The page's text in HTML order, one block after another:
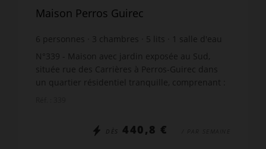
Maison Perros Guirec
6 personnes 3 chambres 5 lits
salle d'eau
N°339 - Maison avec jardin exposée au Sud,
située rue des Carrières à Perros-Guirec dans
un quartier résidentiel tranquille, comprenant :
DÈS 440,8 € / PAR SEMAINE